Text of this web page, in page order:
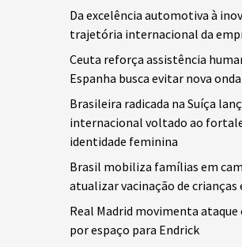
Da excelência automotiva à
trajetória internacional da
Ceuta reforça assistência
Espanha busca evitar nova
Brasileira radicada na Suíça
internacional voltado ao
identidade feminina
Brasil mobiliza famílias em
atualizar vacinação de crianças
Real Madrid movimenta
por espaço para Endrick